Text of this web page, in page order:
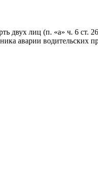
двух лиц (п. «а» ч. 6 ст.
аварии водительских